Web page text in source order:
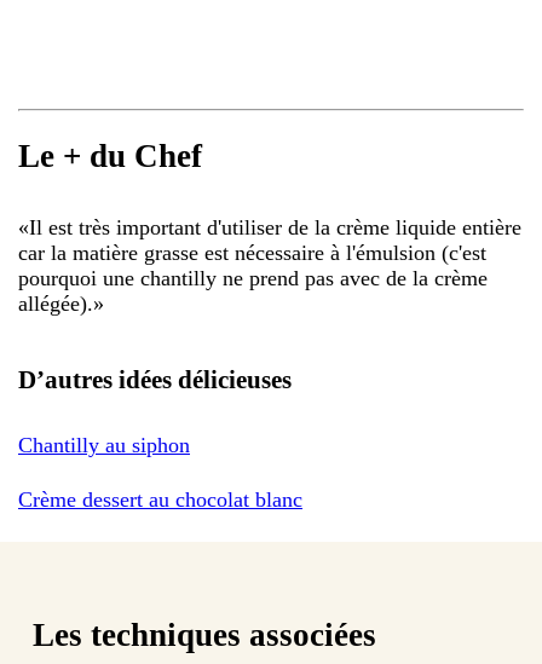
Le + du Chef
«Il est très important d'utiliser de la crème liquide entière
car la matière grasse est nécessaire à l'émulsion (c'est
pourquoi une chantilly ne prend pas avec de la crème
allégée).»
D’autres idées délicieuses
Chantilly au siphon
Crème dessert au chocolat blanc
Les techniques associées